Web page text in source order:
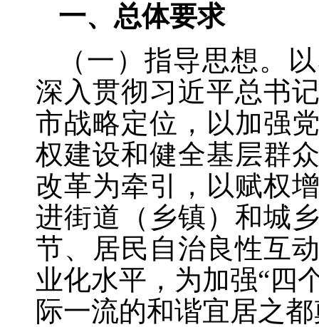
一、总体要求
（一）指导思想。
深入贯彻习近平总书
市战略定位，以加强
权建设和健全基层群
改革为牵引，以赋权
进街道（乡镇）和城
节、居民自治良性互
业化水平，为加强“四
际一流的和谐宜居之